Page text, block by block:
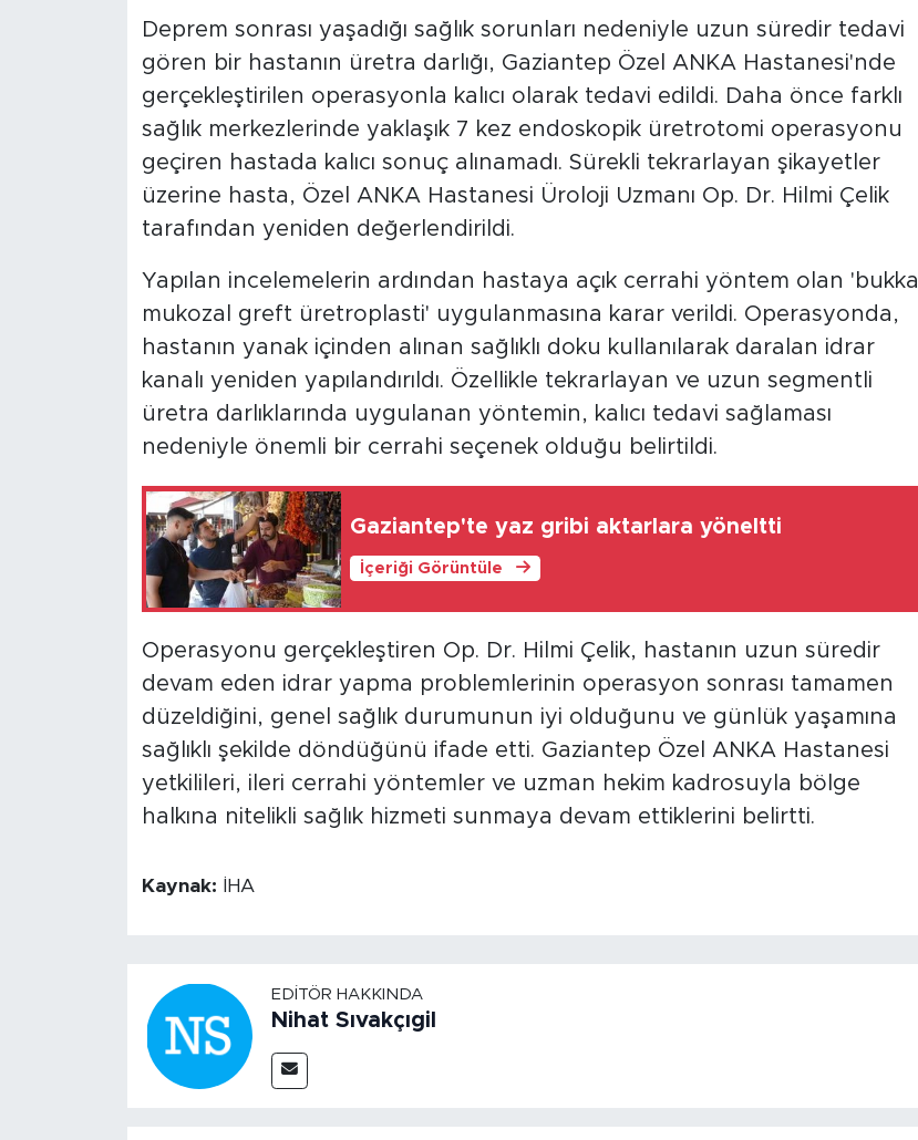
Deprem sonrası yaşadığı sağlık sorunları nedeniyle uzun süredir tedavi
gören bir hastanın üretra darlığı, Gaziantep Özel ANKA Hastanesi'nde
gerçekleştirilen operasyonla kalıcı olarak tedavi edildi. Daha önce farklı
sağlık merkezlerinde yaklaşık 7 kez endoskopik üretrotomi operasyonu
geçiren hastada kalıcı sonuç alınamadı. Sürekli tekrarlayan şikayetler
üzerine hasta, Özel ANKA Hastanesi Üroloji Uzmanı Op. Dr. Hilmi Çelik
tarafından yeniden değerlendirildi.
Yapılan incelemelerin ardından hastaya açık cerrahi yöntem olan 'bukkal
mukozal greft üretroplasti' uygulanmasına karar verildi. Operasyonda,
hastanın yanak içinden alınan sağlıklı doku kullanılarak daralan idrar
kanalı yeniden yapılandırıldı. Özellikle tekrarlayan ve uzun segmentli
üretra darlıklarında uygulanan yöntemin, kalıcı tedavi sağlaması
nedeniyle önemli bir cerrahi seçenek olduğu belirtildi.
Gaziantep'te yaz gribi aktarlara yöneltti
İçeriği Görüntüle
Operasyonu gerçekleştiren Op. Dr. Hilmi Çelik, hastanın uzun süredir
devam eden idrar yapma problemlerinin operasyon sonrası tamamen
düzeldiğini, genel sağlık durumunun iyi olduğunu ve günlük yaşamına
sağlıklı şekilde döndüğünü ifade etti. Gaziantep Özel ANKA Hastanesi
yetkilileri, ileri cerrahi yöntemler ve uzman hekim kadrosuyla bölge
halkına nitelikli sağlık hizmeti sunmaya devam ettiklerini belirtti.
Kaynak: İHA
EDITÖR HAKKINDA
Nihat Sıvakçıgil